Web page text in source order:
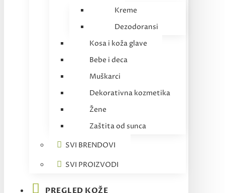
Kreme
Dezodoransi
Kosa i koža glave
Bebe i deca
Muškarci
Dekorativna kozmetika
Žene
Zaštita od sunca
SVI BRENDOVI
SVI PROIZVODI
PREGLED KOŽE